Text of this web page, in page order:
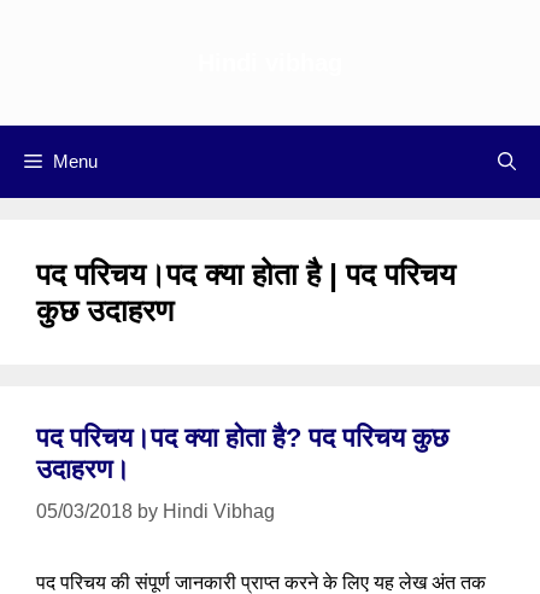
Menu
पद परिचय।पद क्या होता है | पद परिचय
कुछ उदाहरण
पद परिचय।पद क्या होता है? पद परिचय कुछ
उदाहरण।
05/03/2018 by Hindi Vibhag
पद परिचय की संपूर्ण जानकारी प्राप्त करने के लिए यह लेख अंत तक